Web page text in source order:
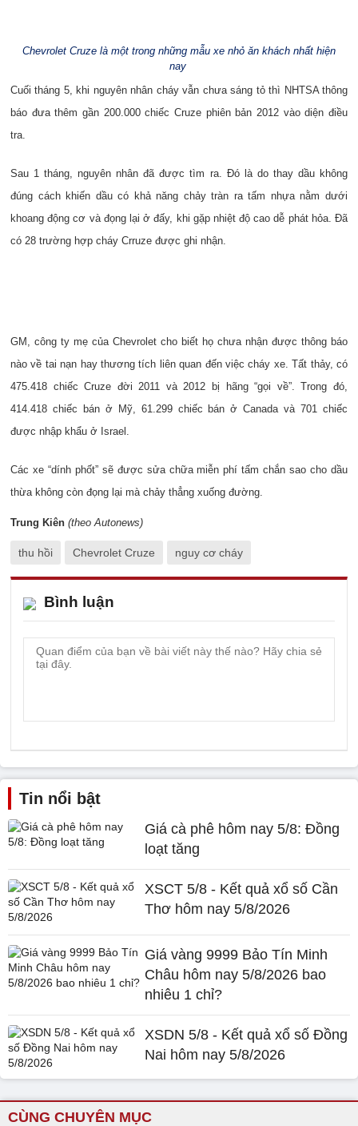
Chevrolet Cruze là một trong những mẫu xe nhỏ ăn khách nhất hiện
nay
Cuối tháng 5, khi nguyên nhân cháy vẫn chưa sáng tỏ thì NHTSA thông
báo đưa thêm gần 200.000 chiếc Cruze phiên bản 2012 vào diện điều
tra.
Sau 1 tháng, nguyên nhân đã được tìm ra. Đó là do thay dầu không
đúng cách khiến dầu có khả năng chảy tràn ra tấm nhựa nằm dưới
khoang động cơ và đọng lại ở đấy, khi gặp nhiệt độ cao dễ phát hỏa. Đã
có 28 trường hợp cháy Crruze được ghi nhận.
GM, công ty mẹ của Chevrolet cho biết họ chưa nhận được thông báo
nào về tai nạn hay thương tích liên quan đến việc cháy xe. Tất thảy, có
475.418 chiếc Cruze đời 2011 và 2012 bị hãng “gọi về”. Trong đó,
414.418 chiếc bán ở Mỹ, 61.299 chiếc bán ở Canada và 701 chiếc
được nhập khẩu ở Israel.
Các xe “dính phốt” sẽ được sửa chữa miễn phí tấm chắn sao cho dầu
thừa không còn đọng lại mà chảy thẳng xuống đường.
Trung Kiên (theo Autonews)
thu hồi Chevrolet Cruze nguy cơ cháy
Bình luận
Tin nổi bật
Giá cà phê hôm nay 5/8: Đồng
loạt tăng
XSCT 5/8 - Kết quả xổ số Cần
Thơ hôm nay 5/8/2026
Giá vàng 9999 Bảo Tín Minh
Châu hôm nay 5/8/2026 bao
nhiêu 1 chỉ?
XSDN 5/8 - Kết quả xổ số Đồng
Nai hôm nay 5/8/2026
CÙNG CHUYÊN MỤC